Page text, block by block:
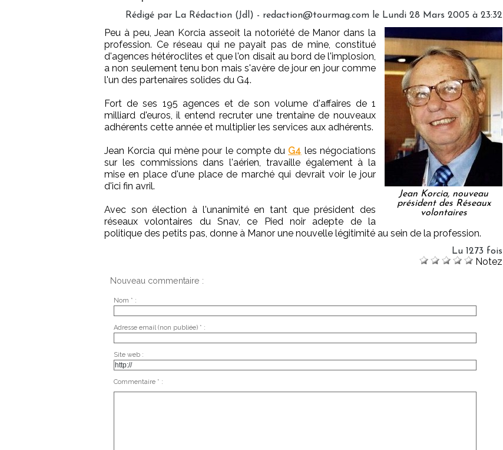
Rédigé par La Rédaction (Jdl) - redaction@tourmag.com le Lundi 28 Mars 2005 à 23:32
Jean Korcia, nouveau
président des Réseaux
volontaires
Peu à peu, Jean Korcia asseoit la notoriété de Manor dans la
profession. Ce réseau qui ne payait pas de mine, constitué
d'agences hétéroclites et que l'on disait au bord de l'implosion,
a non seulement tenu bon mais s'avère de jour en jour comme
l'un des partenaires solides du G4.
Fort de ses 195 agences et de son volume d'affaires de 1
milliard d'euros, il entend recruter une trentaine de nouveaux
adhérents cette année et multiplier les services aux adhérents.
Jean Korcia qui mène pour le compte duG4 les négociations
sur les commissions dans l'aérien, travaille également à la
mise en place d'une place de marché qui devrait voir le jour
d'ici fin avril.
Avec son élection à l'unanimité en tant que président des
réseaux volontaires du Snav, ce Pied noir adepte de la
politique des petits pas, donne à Manor une nouvelle légitimité au sein de la profession.
Lu 1273 fois
Notez
Nouveau commentaire :
Nom * :
Adresse email (non publiée) * :
Site web :
Commentaire * :